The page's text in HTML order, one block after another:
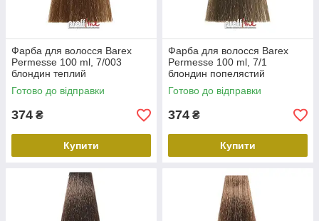
Фарба для волосся Barex
Permesse 100 ml, 7/003
блондин теплий
Готово до відправки
374 ₴
Купити
Фарба для волосся Barex
Permesse 100 ml, 7/1
блондин попелястий
Готово до відправки
374 ₴
Купити